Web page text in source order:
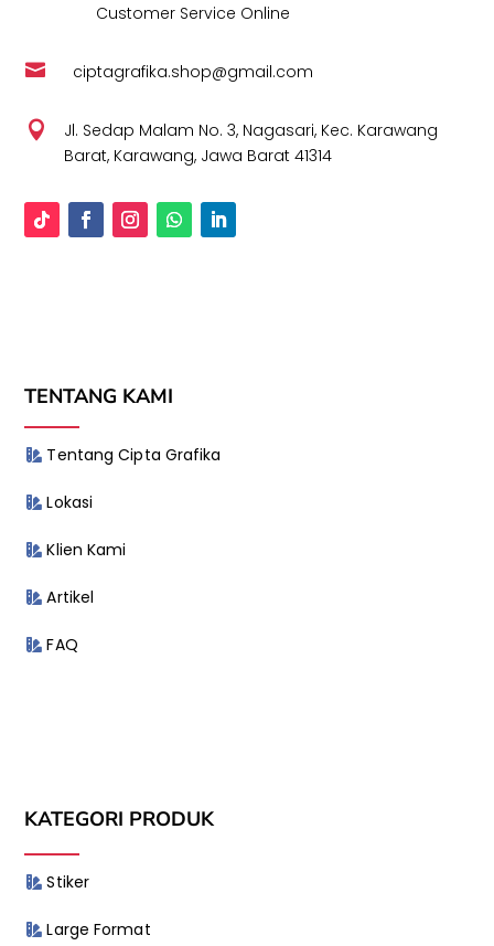
Customer Service Online
 ciptagrafika.shop@gmail.com

Jl. Sedap Malam No. 3, Nagasari, Kec. Karawang
Barat, Karawang, Jawa Barat 41314
TENTANG KAMI
Tentang Cipta Grafika
Lokasi
Klien Kami
Artikel
FAQ
KATEGORI PRODUK
Stiker
Large Format